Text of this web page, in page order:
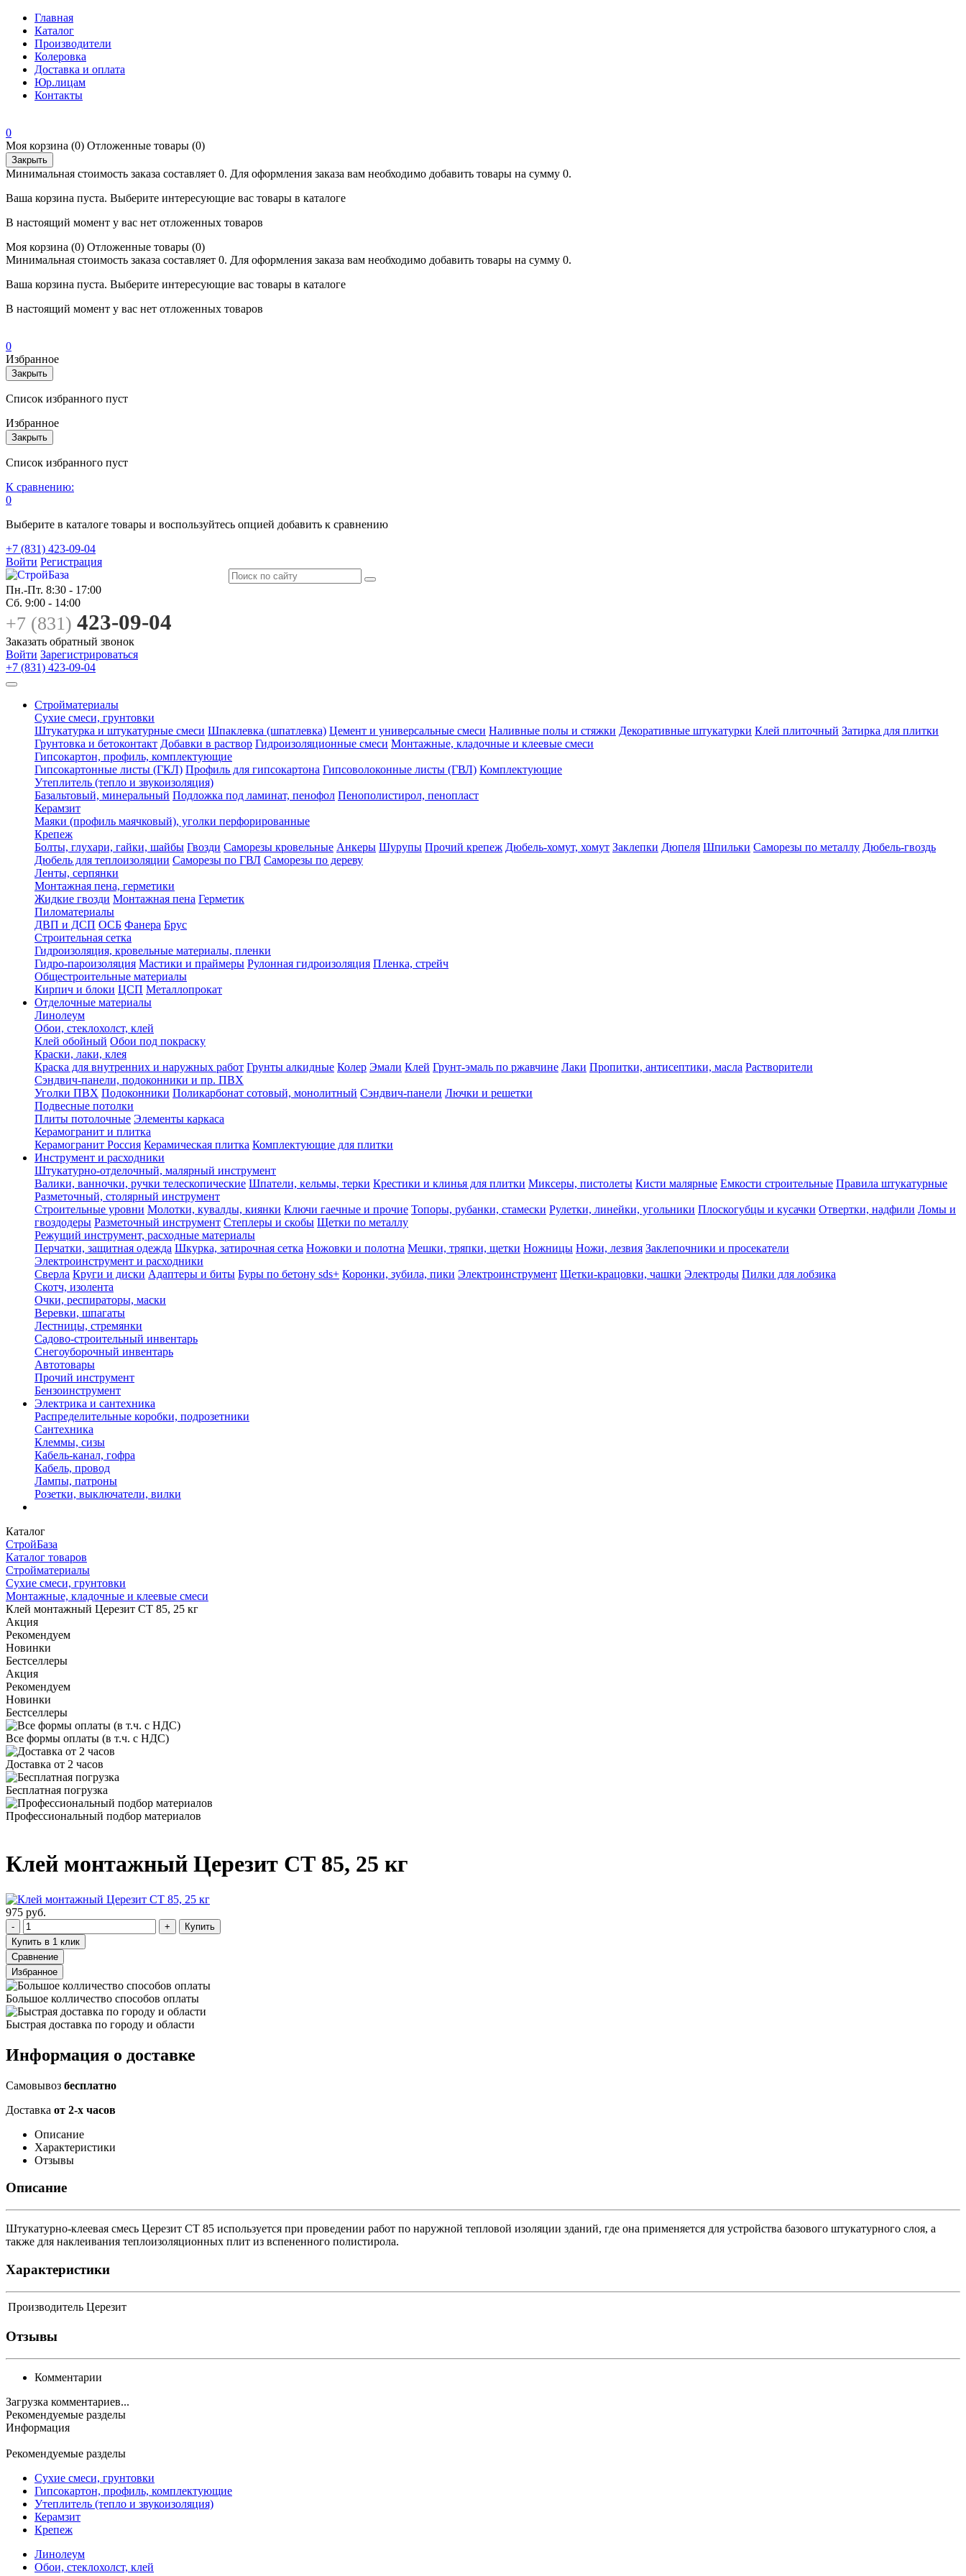
Главная
Каталог
Производители
Колеровка
Доставка и оплата
Юр.лицам
Контакты
0
Моя корзина (0) Отложенные товары (0)
Закрыть
Минимальная стоимость заказа составляет 0. Для оформления заказа вам необходимо добавить товары на сумму 0.
Ваша корзина пуста. Выберите интересующие вас товары в каталоге
В настоящий момент у вас нет отложенных товаров
Моя корзина (0) Отложенные товары (0)
Минимальная стоимость заказа составляет 0. Для оформления заказа вам необходимо добавить товары на сумму 0.
Ваша корзина пуста. Выберите интересующие вас товары в каталоге
В настоящий момент у вас нет отложенных товаров
0
Избранное
Закрыть
Список избранного пуст
Избранное
Закрыть
Список избранного пуст
К сравнению:
0
Выберите в каталоге товары и воспользуйтесь опцией добавить к сравнению
+7 (831) 423-09-04
Войти Регистрация
Пн.-Пт. 8:30 - 17:00
Сб. 9:00 - 14:00
+7 (831) 423-09-04
Заказать обратный звонок
Войти Зарегистрироваться
+7 (831) 423-09-04
Стройматериалы
Сухие смеси, грунтовки
Штукатурка и штукатурные смеси Шпаклевка (шпатлевка) Цемент и универсальные смеси Наливные полы и стяжки Декоративные штукатурки Клей плиточный Затирка для плитки
Грунтовка и бетоконтакт Добавки в раствор Гидроизоляционные смеси Монтажные, кладочные и клеевые смеси
Гипсокартон, профиль, комплектующие
Гипсокартонные листы (ГКЛ) Профиль для гипсокартона Гипсоволоконные листы (ГВЛ) Комплектующие
Утеплитель (тепло и звукоизоляция)
Базальтовый, минеральный Подложка под ламинат, пенофол Пенополистирол, пенопласт
Керамзит
Маяки (профиль маячковый), уголки перфорированные
Крепеж
Болты, глухари, гайки, шайбы Гвозди Саморезы кровельные Анкеры Шурупы Прочий крепеж Дюбель-хомут, хомут Заклепки Дюпеля Шпильки Саморезы по металлу Дюбель-гвоздь
Дюбель для теплоизоляции Саморезы по ГВЛ Саморезы по дереву
Ленты, серпянки
Монтажная пена, герметики
Жидкие гвозди Монтажная пена Герметик
Пиломатериалы
ДВП и ДСП ОСБ Фанера Брус
Строительная сетка
Гидроизоляция, кровельные материалы, пленки
Гидро-пароизоляция Мастики и праймеры Рулонная гидроизоляция Пленка, стрейч
Общестроительные материалы
Кирпич и блоки ЦСП Металлопрокат
Отделочные материалы
Линолеум
Обои, стеклохолст, клей
Клей обойный Обои под покраску
Краски, лаки, клея
Краска для внутренних и наружных работ Грунты алкидные Колер Эмали Клей Грунт-эмаль по ржавчине Лаки Пропитки, антисептики, масла Растворители
Сэндвич-панели, подоконники и пр. ПВХ
Уголки ПВХ Подоконники Поликарбонат сотовый, монолитный Сэндвич-панели Лючки и решетки
Подвесные потолки
Плиты потолочные Элементы каркаса
Керамогранит и плитка
Керамогранит Россия Керамическая плитка Комплектующие для плитки
Инструмент и расходники
Штукатурно-отделочный, малярный инструмент
Валики, ванночки, ручки телескопические Шпатели, кельмы, терки Крестики и клинья для плитки Миксеры, пистолеты Кисти малярные Емкости строительные Правила штукатурные
Разметочный, столярный инструмент
Строительные уровни Молотки, кувалды, киянки Ключи гаечные и прочие Топоры, рубанки, стамески Рулетки, линейки, угольники Плоскогубцы и кусачки Отвертки, надфили Ломы и
гвоздодеры Разметочный инструмент Степлеры и скобы Щетки по металлу
Режущий инструмент, расходные материалы
Перчатки, защитная одежда Шкурка, затирочная сетка Ножовки и полотна Мешки, тряпки, щетки Ножницы Ножи, лезвия Заклепочники и просекатели
Электроинструмент и расходники
Сверла Круги и диски Адаптеры и биты Буры по бетону sds+ Коронки, зубила, пики Электроинструмент Щетки-крацовки, чашки Электроды Пилки для лобзика
Скотч, изолента
Очки, респираторы, маски
Веревки, шпагаты
Лестницы, стремянки
Садово-строительный инвентарь
Снегоуборочный инвентарь
Автотовары
Прочий инструмент
Бензоинструмент
Электрика и сантехника
Распределительные коробки, подрозетники
Сантехника
Клеммы, сизы
Кабель-канал, гофра
Кабель, провод
Лампы, патроны
Розетки, выключатели, вилки
Каталог
СтройБаза
Каталог товаров
Стройматериалы
Сухие смеси, грунтовки
Монтажные, кладочные и клеевые смеси
Клей монтажный Церезит СТ 85, 25 кг
Акция
Рекомендуем
Новинки
Бестселлеры
Акция
Рекомендуем
Новинки
Бестселлеры
Все формы оплаты (в т.ч. с НДС)
Доставка от 2 часов
Бесплатная погрузка
Профессиональный подбор материалов
Клей монтажный Церезит СТ 85, 25 кг
975 руб.
Купить
Купить в 1 клик
Сравнение
Избранное
Большое колличество способов оплаты
Быстрая доставка по городу и области
Информация о доставке
Самовывоз бесплатно
Доставка от 2-х часов
Описание
Характеристики
Отзывы
Описание
Штукатурно-клеевая смесь Церезит CT 85 используется при проведении работ по наружной тепловой изоляции зданий, где она применяется для устройства базового штукатурного слоя, а
также для наклеивания теплоизоляционных плит из вспененного полистирола.
Характеристики
Производитель Церезит
Отзывы
Комментарии
Загрузка комментариев...
Рекомендуемые разделы
Информация
Рекомендуемые разделы
Сухие смеси, грунтовки
Гипсокартон, профиль, комплектующие
Утеплитель (тепло и звукоизоляция)
Керамзит
Крепеж
Линолеум
Обои, стеклохолст, клей